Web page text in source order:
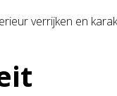
verrijken en